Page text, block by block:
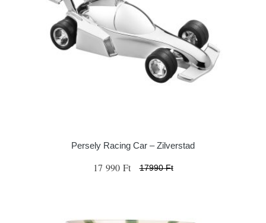
Persely Racing Car – Zilverstad
17 990 Ft 17990 Ft